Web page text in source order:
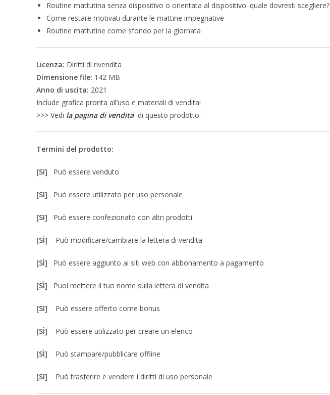
Routine mattutina senza dispositivo o orientata al dispositivo: quale dovresti scegliere?
Come restare motivati ​​durante le mattine impegnative
Routine mattutine come sfondo per la giornata
Licenza: Diritti di rivendita
Dimensione file: 142 MB
Anno di uscita: 2021
Include grafica pronta all’uso e materiali di vendita!
>>> Vedi la pagina di vendita di questo prodotto.
Termini del prodotto:
[SI] Può essere venduto
[SI] Può essere utilizzato per uso personale
[SI] Può essere confezionato con altri prodotti
[SÌ] Può modificare/cambiare la lettera di vendita
[SÌ] Può essere aggiunto ai siti web con abbonamento a pagamento
[SÌ] Puoi mettere il tuo nome sulla lettera di vendita
[SI] Può essere offerto come bonus
[SÌ] Può essere utilizzato per creare un elenco
[SÌ] Può stampare/pubblicare offline
[SI] Può trasferire e vendere i diritti di uso personale